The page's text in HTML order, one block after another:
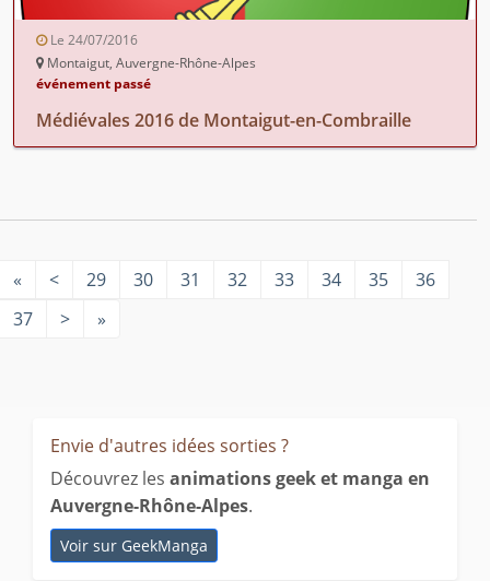
Le 24/07/2016
Montaigut, Auvergne-Rhône-Alpes
événement passé
Médiévales 2016 de Montaigut-en-Combraille
« < 29 30 31 32 33 34 35
36
37
> »
Envie d'autres idées sorties ?
Découvrez les animations geek et manga en
Auvergne-Rhône-Alpes.
Voir sur GeekManga